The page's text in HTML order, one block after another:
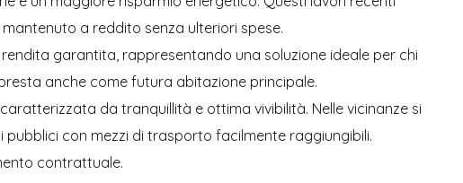
a reddito senza ulteriori spese.
garantita, rappresentando una soluzione ideale per chi
anche come futura abitazione principale.
da tranquillità e ottima vivibilità. Nelle vicinanze si
con mezzi di trasporto facilmente raggiungibili.
contrattuale.